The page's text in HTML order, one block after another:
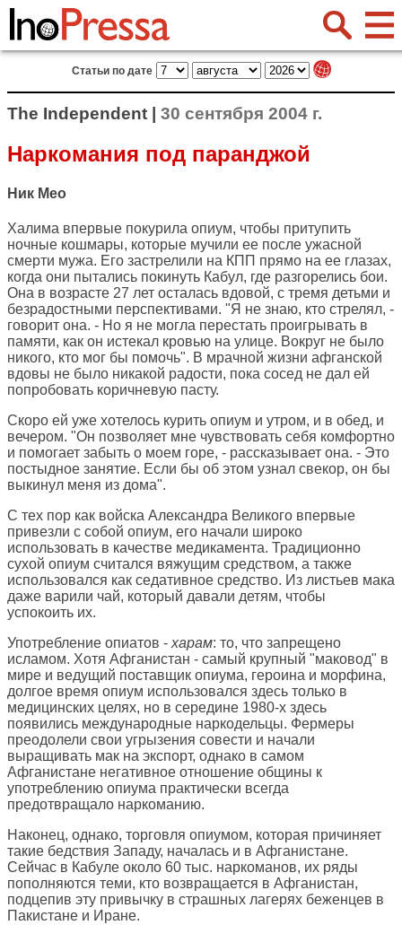
Статьи по дате
The Independent | 30 сентября 2004 г.
Наркомания под паранджой
Ник Мео
Халима впервые покурила опиум, чтобы притупить
ночные кошмары, которые мучили ее после ужасной
смерти мужа. Его застрелили на КПП прямо на ее глазах,
когда они пытались покинуть Кабул, где разгорелись бои.
Она в возрасте 27 лет осталась вдовой, с тремя детьми и
безрадостными перспективами. "Я не знаю, кто стрелял, -
говорит она. - Но я не могла перестать проигрывать в
памяти, как он истекал кровью на улице. Вокруг не было
никого, кто мог бы помочь". В мрачной жизни афганской
вдовы не было никакой радости, пока сосед не дал ей
попробовать коричневую пасту.
Скоро ей уже хотелось курить опиум и утром, и в обед, и
вечером. "Он позволяет мне чувствовать себя комфортно
и помогает забыть о моем горе, - рассказывает она. - Это
постыдное занятие. Если бы об этом узнал свекор, он бы
выкинул меня из дома".
С тех пор как войска Александра Великого впервые
привезли с собой опиум, его начали широко
использовать в качестве медикамента. Традиционно
сухой опиум считался вяжущим средством, а также
использовался как седативное средство. Из листьев мака
даже варили чай, который давали детям, чтобы
успокоить их.
Употребление опиатов -харам: то, что запрещено
исламом. Хотя Афганистан - самый крупный "маковод" в
мире и ведущий поставщик опиума, героина и морфина,
долгое время опиум использовался здесь только в
медицинских целях, но в середине 1980-х здесь
появились международные наркодельцы. Фермеры
преодолели свои угрызения совести и начали
выращивать мак на экспорт, однако в самом
Афганистане негативное отношение общины к
употреблению опиума практически всегда
предотвращало наркоманию.
Наконец, однако, торговля опиумом, которая причиняет
такие бедствия Западу, началась и в Афганистане.
Сейчас в Кабуле около 60 тыс. наркоманов, их ряды
пополняются теми, кто возвращается в Афганистан,
подцепив эту привычку в страшных лагерях беженцев в
Пакистане и Иране.